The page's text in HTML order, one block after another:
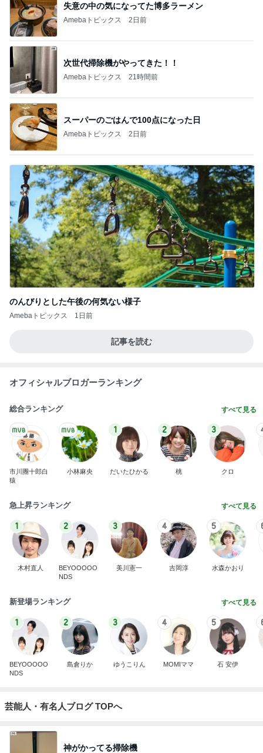
失意の中の気になってた博多ラーメン
Amebaトピックス 2日前
次世代掃除機がやってきた！！
Amebaトピックス 21時間前
スーパーのごはんで100点になった日
Amebaトピックス 2日前
のんびりとした午後の何気ない様子
Amebaトピックス 1日前
記事を読む
オフィシャルブロガーランキング
総合ランキング すべて見る
市川團十郎白
猿
小林麻央
1
だいたひかる
2
桃
3
クロ
急上昇ランキング すべて見る
1
木村直人
2
BEYOOOOO
NDS
3
美川憲一
4
吉岡淳
5
水森かおり
新登場ランキング すべて見る
1
BEYOOOOO
NDS
2
島倉りか
3
ゆうこりん
4
MOMIママ
5
石 安伊
芸能人・有名人ブログ TOPへ
神がかってる掃除機